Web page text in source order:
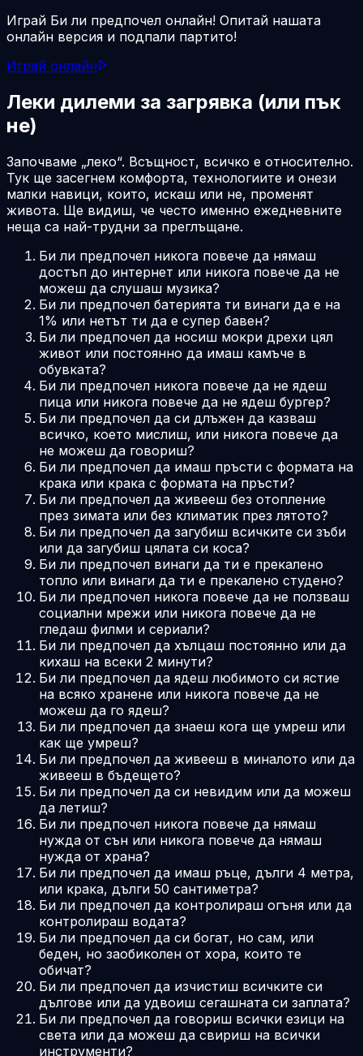
Играй Би ли предпочел онлайн! Опитай нашата
онлайн версия и подпали партито!
Играй онлайн
Леки дилеми за загрявка (или пък
не)
Започваме „леко“. Всъщност, всичко е относително.
Тук ще засегнем комфорта, технологиите и онези
малки навици, които, искаш или не, променят
живота. Ще видиш, че често именно ежедневните
неща са най-трудни за преглъщане.
Би ли предпочел никога повече да нямаш
достъп до интернет или никога повече да не
можеш да слушаш музика?
Би ли предпочел батерията ти винаги да е на
1% или нетът ти да е супер бавен?
Би ли предпочел да носиш мокри дрехи цял
живот или постоянно да имаш камъче в
обувката?
Би ли предпочел никога повече да не ядеш
пица или никога повече да не ядеш бургер?
Би ли предпочел да си длъжен да казваш
всичко, което мислиш, или никога повече да
не можеш да говориш?
Би ли предпочел да имаш пръсти с формата на
крака или крака с формата на пръсти?
Би ли предпочел да живееш без отопление
през зимата или без климатик през лятото?
Би ли предпочел да загубиш всичките си зъби
или да загубиш цялата си коса?
Би ли предпочел винаги да ти е прекалено
топло или винаги да ти е прекалено студено?
Би ли предпочел никога повече да не ползваш
социални мрежи или никога повече да не
гледаш филми и сериали?
Би ли предпочел да хълцаш постоянно или да
кихаш на всеки 2 минути?
Би ли предпочел да ядеш любимото си ястие
на всяко хранене или никога повече да не
можеш да го ядеш?
Би ли предпочел да знаеш кога ще умреш или
как ще умреш?
Би ли предпочел да живееш в миналото или да
живееш в бъдещето?
Би ли предпочел да си невидим или да можеш
да летиш?
Би ли предпочел никога повече да нямаш
нужда от сън или никога повече да нямаш
нужда от храна?
Би ли предпочел да имаш ръце, дълги 4 метра,
или крака, дълги 50 сантиметра?
Би ли предпочел да контролираш огъня или да
контролираш водата?
Би ли предпочел да си богат, но сам, или
беден, но заобиколен от хора, които те
обичат?
Би ли предпочел да изчистиш всичките си
дългове или да удвоиш сегашната си заплата?
Би ли предпочел да говориш всички езици на
света или да можеш да свириш на всички
инструменти?